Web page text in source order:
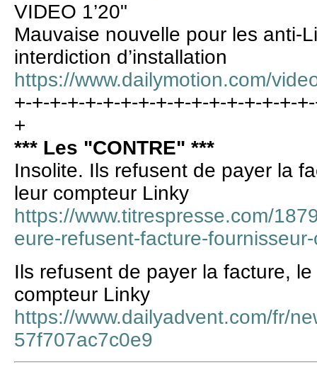
VIDEO 1’20"
Mauvaise nouvelle pour les anti-
interdiction d’installation
https://www.dailymotion.com/
+-+-+-+-+-+-+-+-+-+-+-+-+-+-+-+-
+
*** Les "CONTRE" ***
Insolite. Ils refusent de payer la
leur compteur Linky
https://www.titrespresse.com/
eure-refusent-facture-
Ils refusent de payer la facture,
compteur Linky
https://www.dailyadvent.com/fr/
57f707ac7c0e9